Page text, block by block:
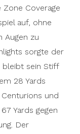
Zone Coverage
auf, ohne
Augen zu
sorgte der
bleibt sein Stiff
28 Yards
und
Yards gegen
Der